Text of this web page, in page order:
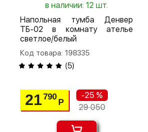
в наличии: 12 шт.
Напольная тумба Денвер
ТБ-02 в комнату ателье
светлое/белый
Код товара: 198335
(5)
21790
Р
-25 %
29 050